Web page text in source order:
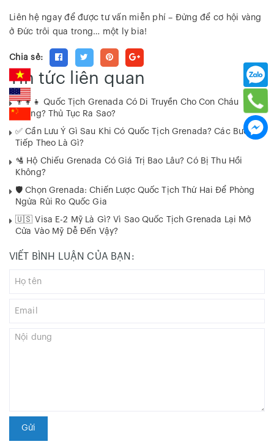
Liên hệ ngay để được tư vấn miễn phí – Đừng để cơ hội vàng
ở Đức trôi qua trong… một ly bia!
Chia sẻ:
Tin tức liên quan
👨‍👩‍👧 Quốc Tịch Grenada Có Di Truyền Cho Con Cháu
Không? Thủ Tục Ra Sao?
✅ Cần Lưu Ý Gì Sau Khi Có Quốc Tịch Grenada? Các Bước
Tiếp Theo Là Gì?
🛂 Hộ Chiếu Grenada Có Giá Trị Bao Lâu? Có Bị Thu Hồi
Không?
🛡️ Chọn Grenada: Chiến Lược Quốc Tịch Thứ Hai Để Phòng
Ngừa Rủi Ro Quốc Gia
🇺🇸 Visa E-2 Mỹ Là Gì? Vì Sao Quốc Tịch Grenada Lại Mở
Cửa Vào Mỹ Dễ Đến Vậy?
VIẾT BÌNH LUẬN CỦA BẠN:
Gửi